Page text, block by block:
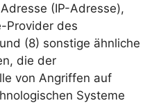
(IP-Adresse),
Provider des
(8) sonstige ähnliche
die der
von Angriffen auf
Systeme